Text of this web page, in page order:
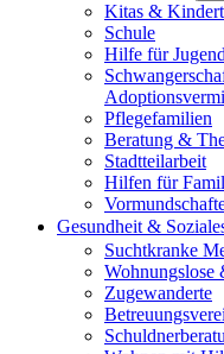
Kitas &
Schule
Hilfe für
Pflegefamilien
Beratung &
Stadtteilarbeit
Hilfen für
Gesundheit &
Suchtkranke
Wohnungslose
Zugewanderte